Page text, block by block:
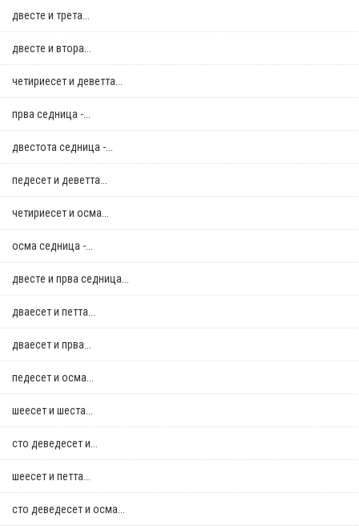
двестe и трета...
двестe и втора...
четириесет и деветта...
прва седница -...
двестота седница -...
педесет и деветта...
четириесет и осма...
осма седница -...
двестe и прва седница...
дваесет и петта...
дваесет и прва...
педесет и осма...
шеесет и шеста...
сто деведесет и...
шеесет и петта...
сто деведесет и осма...